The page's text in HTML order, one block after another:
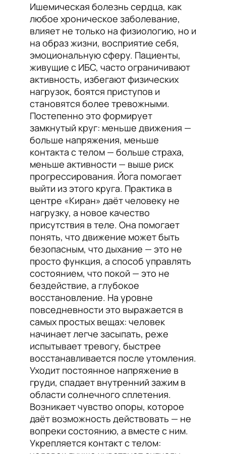
Ишемическая болезнь сердца, как
любое хроническое заболевание,
влияет не только на физиологию, но и
на образ жизни, восприятие себя,
эмоциональную сферу. Пациенты,
живущие с ИБС, часто ограничивают
активность, избегают физических
нагрузок, боятся приступов и
становятся более тревожными.
Постепенно это формирует
замкнутый круг: меньше движения —
больше напряжения, меньше
контакта с телом — больше страха,
меньше активности — выше риск
прогрессирования. Йога помогает
выйти из этого круга. Практика в
центре «Киран» даёт человеку не
нагрузку, а новое качество
присутствия в теле. Она помогает
понять, что движение может быть
безопасным, что дыхание — это не
просто функция, а способ управлять
состоянием, что покой — это не
бездействие, а глубокое
восстановление. На уровне
повседневности это выражается в
самых простых вещах: человек
начинает легче засыпать, реже
испытывает тревогу, быстрее
восстанавливается после утомления.
Уходит постоянное напряжение в
груди, спадает внутренний зажим в
области солнечного сплетения.
Возникает чувство опоры, которое
даёт возможность действовать — не
вопреки состоянию, а вместе с ним.
Укрепляется контакт с телом: